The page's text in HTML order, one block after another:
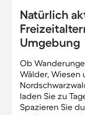
Natürlich
Umgebung
Ob
Wälder, Wiesen
laden Sie zu
Spazieren Sie